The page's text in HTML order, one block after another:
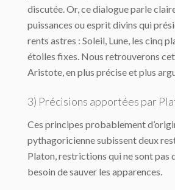
discutée. Or, ce dialogue parle
puissances ou esprit divins qui
rents astres : Soleil, Lune, les cinq
étoiles fixes. Nous retrouverons
Aristote, en plus précise et plus
3) Précisions apportées par
Ces principes probablement
pythagoricienne subissent deux
Platon, restrictions qui ne sont pas
besoin de sauver les apparences.